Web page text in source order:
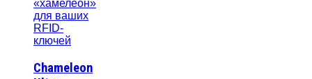
Chameleon